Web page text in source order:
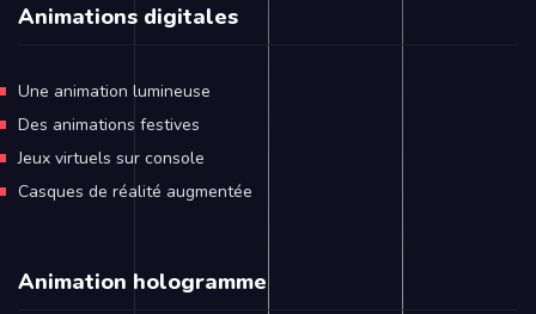
Animations digitales
Une animation lumineuse
Des animations festives
Jeux virtuels sur console
Casques de réalité augmentée
Animation hologramme